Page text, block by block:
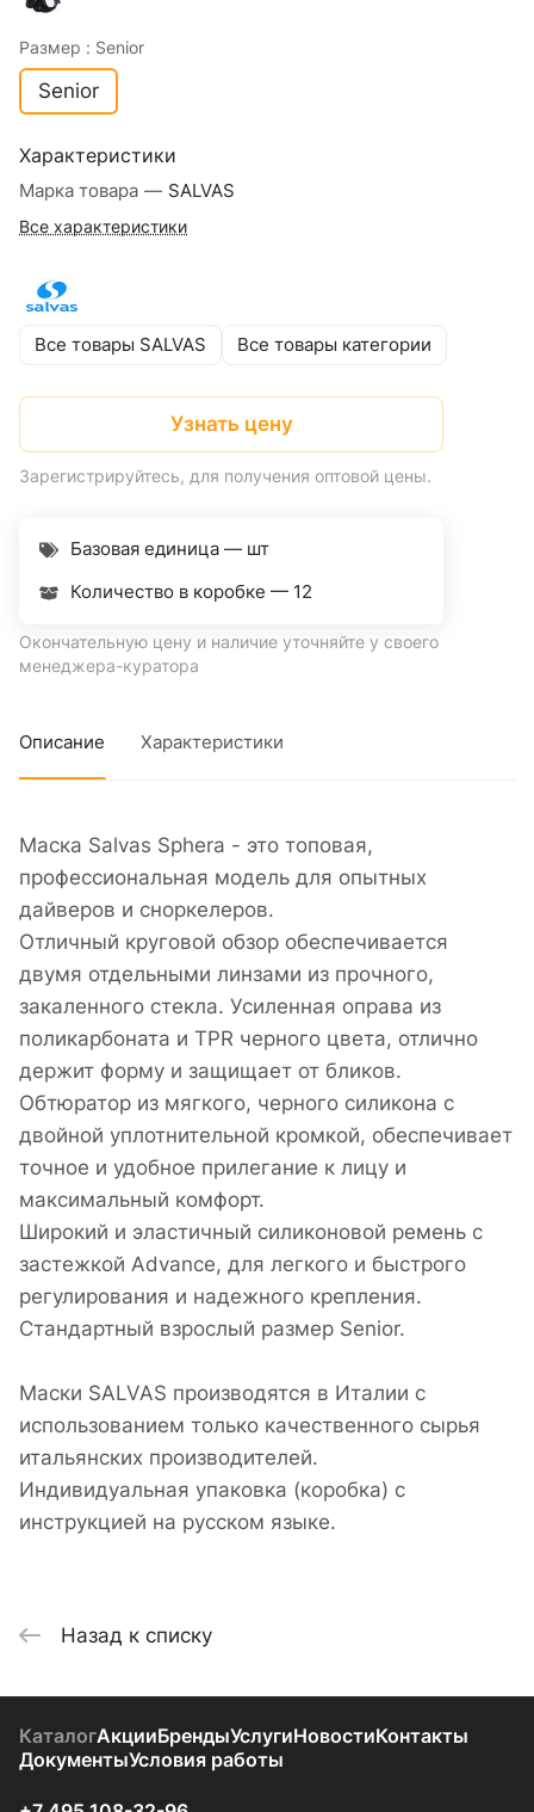
Размер : Senior
Senior
Характеристики
Марка товара — SALVAS
Все характеристики
Все товары SALVAS Все товары категории
Узнать цену
Зарегистрируйтесь, для получения оптовой цены.
Базовая единица — шт
Количество в коробке — 12
Окончательную цену и наличие уточняйте у своего
менеджера-куратора
Описание Характеристики
Маска Salvas Sphera - это топовая,
профессиональная модель для опытных
дайверов и сноркелеров.
Отличный круговой обзор обеспечивается
двумя отдельными линзами из прочного,
закаленного стекла. Усиленная оправа из
поликарбоната и TPR черного цвета, отлично
держит форму и защищает от бликов.
Обтюратор из мягкого, черного силикона с
двойной уплотнительной кромкой, обеспечивает
точное и удобное прилегание к лицу и
максимальный комфорт.
Широкий и эластичный силиконовой ремень с
застежкой Advance, для легкого и быстрого
регулирования и надежного крепления.
Стандартный взрослый размер Senior.
Маски SALVAS производятся в Италии с
использованием только качественного сырья
итальянских производителей.
Индивидуальная упаковка (коробка) с
инструкцией на русском языке.
Назад к списку
КаталогАкцииБрендыУслугиНовостиКонтакты
ДокументыУсловия работы